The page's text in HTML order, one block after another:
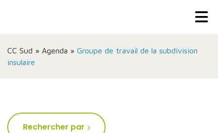
CC Sud » Agenda » Groupe de travail de la subdivision
insulaire
Rechercher par